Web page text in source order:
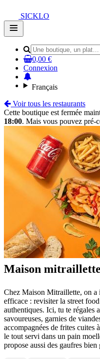
SICKLO
Open
main
0,00 €
Connexion
Français
Voir tous les restaurants
Cette boutique est fermée
18:00. Mais vous pouvez pré-
Maison
Chez Maison Mitraillette, on a
efficace : revisiter la street
authentiques. Ici, tu te régales
savoureuses, garnies de
accompagnées de frites cuites
le tout servi dans un pain
propose aussi des gaufres bien